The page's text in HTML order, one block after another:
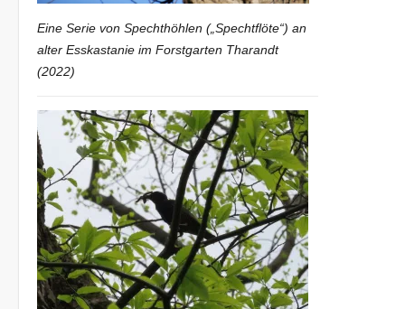
Eine Serie von Spechthöhlen („Spechtflöte“) an
alter Esskastanie im Forstgarten Tharandt
(2022)